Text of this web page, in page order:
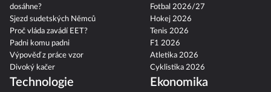
dosáhne?
Sjezd sudetských Němců
Proč vláda zavádí EET?
Padni komu padni
Výpověď z práce vzor
Divoký kačer
Fotbal 2026/27
Hokej 2026
Tenis 2026
F1 2026
Atletika 2026
Cyklistika 2026
Technologie Ekonomika